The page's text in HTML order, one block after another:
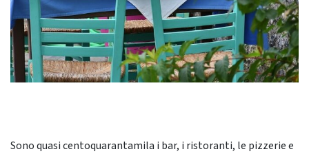
Sono quasi centoquarantamila i bar, i ristoranti, le pizzerie e